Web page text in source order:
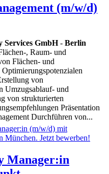
(m/w/d)
GmbH- Berlin
, Raum- und
Flächen- und
von
Umzugsablauf- und
von strukturierten
Präsentation
Durchführen von...
Manager:in